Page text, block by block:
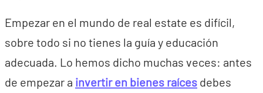
Empezar en el mundo de real estate es difícil,
sobre todo si no tienes la guía y educación
adecuada. Lo hemos dicho muchas veces: antes
de empezar a invertir en bienes raíces debes